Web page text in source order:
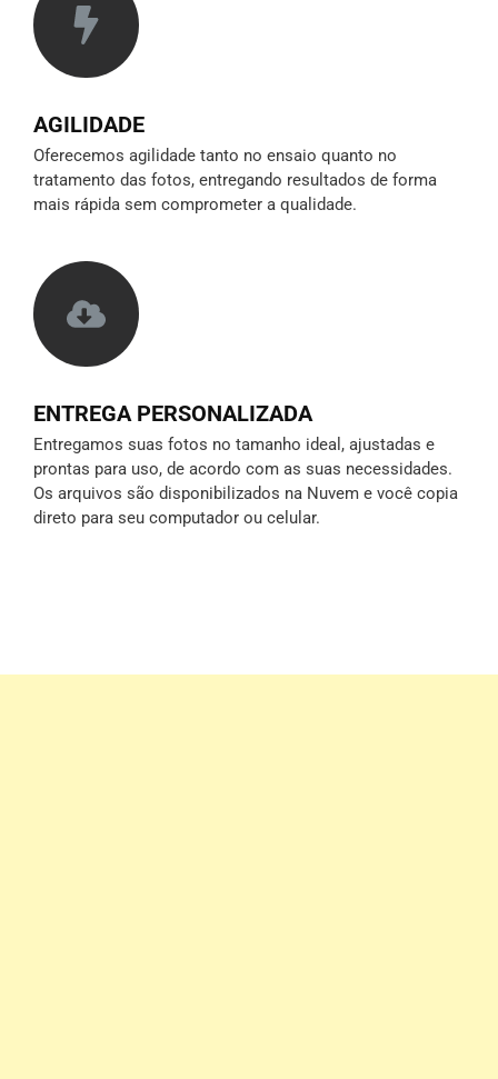
AGILIDADE
Oferecemos agilidade tanto no ensaio quanto no
tratamento das fotos, entregando resultados de forma
mais rápida sem comprometer a qualidade.
ENTREGA PERSONALIZADA
Entregamos suas fotos no tamanho ideal, ajustadas e
prontas para uso, de acordo com as suas necessidades.
Os arquivos são disponibilizados na Nuvem e você copia
direto para seu computador ou celular.